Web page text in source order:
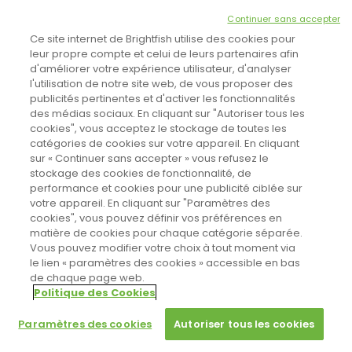
TOUTES LES NEWS
CINEVOX SUR FACEBOOK
Designed byPoids Plume
© Copyright 2011-2026, All Rights Reserved -Politique de cookies
Paramètres des cookies
Sahifa ThemeLicense is not validated, Go to the theme options
page to validate the license, You need a single license for each
domain name.
Ce site internet de Brightfish utilise des cookies pour
leur propre compte et celui de leurs partenaires afin
d'améliorer votre expérience utilisateur, d'analyser
l'utilisation de notre site web, de vous proposer des
publicités pertinentes et d'activer les fonctionnalités
des médias sociaux. En cliquant sur "Autoriser tous les
cookies", vous acceptez le stockage de toutes les
catégories de cookies sur votre appareil. En cliquant
sur « Continuer sans accepter » vous refusez le
stockage des cookies de fonctionnalité, de
performance et cookies pour une publicité ciblée sur
votre appareil. En cliquant sur "Paramètres des
cookies", vous pouvez définir vos préférences en
matière de cookies pour chaque catégorie séparée.
Vous pouvez modifier votre choix à tout moment via
le lien « paramètres des cookies » accessible en bas
de chaque page web.
Politique des Cookies
Paramètres des cookies Autoriser tous les cookies
Continuer sans accepter